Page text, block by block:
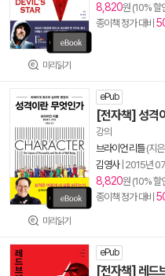
미리읽기
8,820원 (10% 할
종이책 정가 대비
미리읽기
ePub
[전자책] 성격
강의
브라이언 리틀(지은
김영사| 2015년
8,820원 (10% 할
종이책 정가 대비
ePub
[전자책] 레드